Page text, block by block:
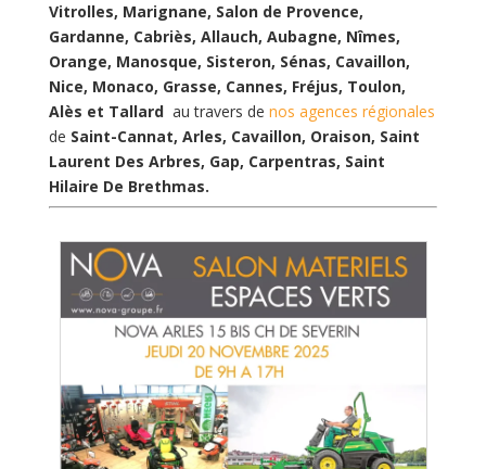
Vitrolles, Marignane, Salon de Provence,
Gardanne, Cabriès, Allauch, Aubagne, Nîmes,
Orange, Manosque, Sisteron, Sénas, Cavaillon,
Nice, Monaco, Grasse, Cannes, Fréjus, Toulon,
Alès et Tallard au travers de nos agences régionales
de Saint-Cannat, Arles, Cavaillon, Oraison, Saint
Laurent Des Arbres, Gap, Carpentras, Saint
Hilaire De Brethmas.